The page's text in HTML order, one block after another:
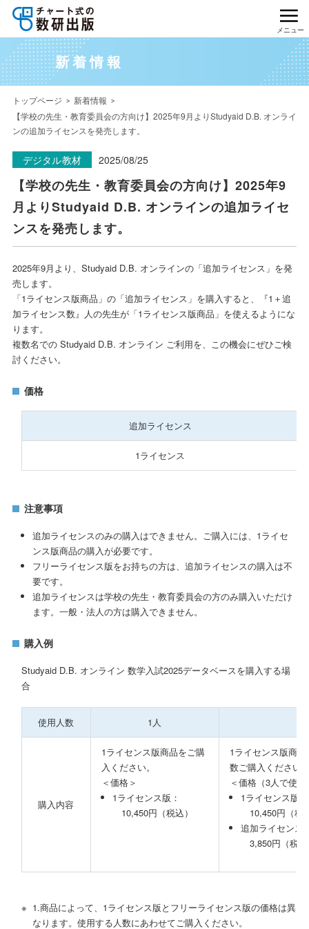
メニュー
新着情報
トップページ
新着情報
【学校の先生・教育委員会の方向け】2025年9月よりStudyaid D.B. オンライ
ンの追加ライセンスを発売します。
デジタル教材 2025/08/25
【学校の先生・教育委員会の方向け】2025年9
月よりStudyaid D.B. オンラインの追加ライセ
ンスを発売します。
2025年9月より、Studyaid D.B. オンラインの「追加ライセンス」を発
売します。
「1ライセンス版商品」の「追加ライセンス」を購入すると、『1＋追
加ライセンス数』人の先生が「1ライセンス版商品」を使えるようにな
ります。
複数名での Studyaid D.B. オンライン ご利用を、この機会にぜひご検
討ください。
価格
追加ライセンス
1ライセンス
注意事項
追加ライセンスのみの購入はできません。ご購入には、1ライセ
ンス版商品の購入が必要です。
フリーライセンス版をお持ちの方は、追加ライセンスの購入は不
要です。
追加ライセンスは学校の先生・教育委員会の方のみ購入いただけ
ます。一般・法人の方は購入できません。
購入例
Studyaid D.B. オンライン 数学入試2025データベースを購入する場
合
使用人数 1人
購入内容
1ライセンス版商品をご購
入ください。
＜価格＞
1ライセンス版：
10,450円（税込）
1ライセンス版商
数ご購入ください
＜価格（3人で使
1ライセンス版
10,450円（税
追加ライセンス
3,850円（税
1.商品によって、1ライセンス版とフリーライセンス版の価格は異
なります。使用する人数にあわせてご購入ください。